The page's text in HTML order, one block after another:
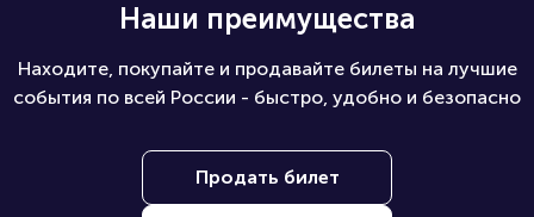
Наши преимущества
Находите, покупайте и продавайте билеты на лучшие
события по всей России - быстро, удобно и безопасно
Продать билет